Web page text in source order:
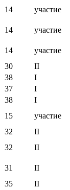
14 участие
14 участие
14
участие
30
II
38
I
37
I
38
I
15
участие
32
II
32 II
31
II
35 II